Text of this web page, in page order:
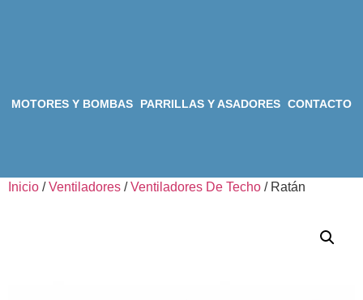
MOTORES Y BOMBAS PARRILLAS Y ASADORES CONTACTO
Inicio /Ventiladores /Ventiladores De Techo / Ratán